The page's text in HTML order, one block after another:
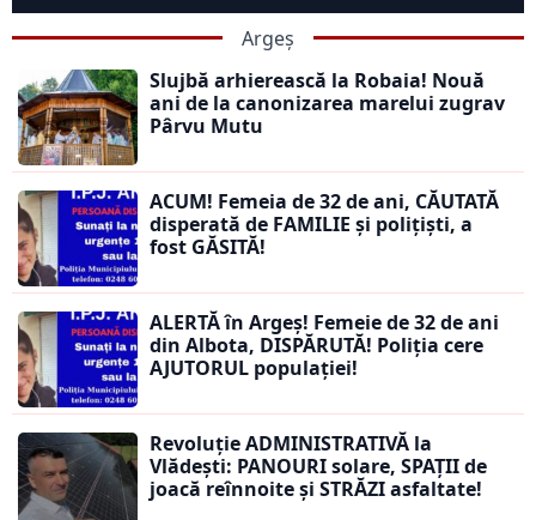
Argeș
Slujbă arhierească la Robaia! Nouă
ani de la canonizarea marelui zugrav
Pârvu Mutu
ACUM! Femeia de 32 de ani, CĂUTATĂ
disperată de FAMILIE și polițiști, a
fost GĂSITĂ!
ALERTĂ în Argeș! Femeie de 32 de ani
din Albota, DISPĂRUTĂ! Poliția cere
AJUTORUL populației!
Revoluție ADMINISTRATIVĂ la
Vlădești: PANOURI solare, SPAȚII de
joacă reînnoite și STRĂZI asfaltate!